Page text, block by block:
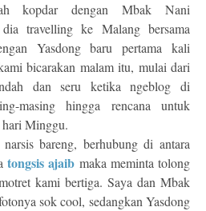
kopdar dengan Mbak Nani
travelling ke Malang bersama
Yasdong baru pertama kali
bicarakan malam itu, mulai dari
dan seru ketika ngeblog di
masing hingga rencana untuk
Minggu.
bareng, berhubung di antara
tongsis ajaib maka meminta tolong
kami bertiga. Saya dan Mbak
sok cool, sedangkan Yasdong